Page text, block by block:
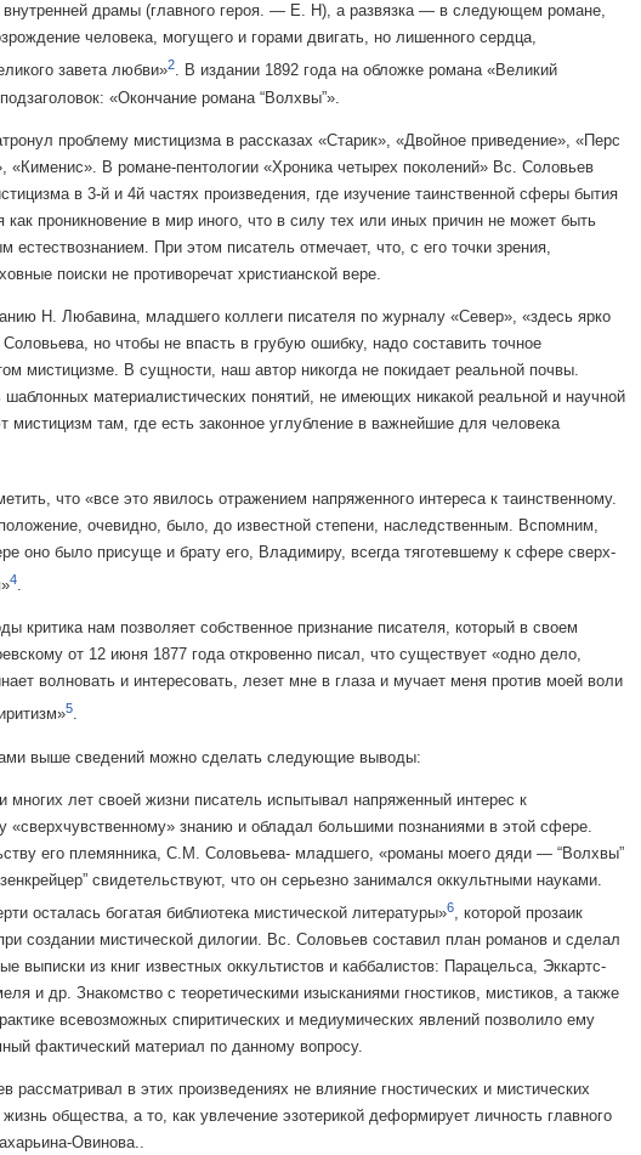
внутренней драмы (главно­го героя. — E. Н), а развязка — в следующем романе,
человека, могущего и горами двигать, но лишенного сердца,
завета любви»2. В издании 1892 года на обложке романа «Великий
«Окончание романа “Волхвы”».
проблему мистицизма в расска­зах «Старик», «Двойное приведение», «Перс
«Кименис». В романе-пентологии «Хроника четырех по­колений» Вс. Соловьев
в 3-й и 4­й частях произведения, где изучение таинственной сферы бы­тия
как проникновение в мир иного, что в силу тех или иных причин не может быть
естествознанием. При этом писатель отмечает, что, с его точки зрения,
поиски не противо­речат христианской вере.
Н. Любавина, младшего коллеги писателя по журналу «Север», «здесь ярко
но чтобы не впасть в грубую ошибку, надо соста­вить точное
мистицизме. В сущности, наш автор никогда не покидает реальной почвы.
шаблонных материалистических понятий, не имею­щих никакой реальной и научной
мисти­цизм там, где есть законное углубление в важнейшие для чело­века
что «все это явилось отражени­ем напряженного интереса к таинственному.
очевидно, было, до известной степени, наслед­ственным. Вспомним,
оно было прису­ще и брату его, Владимиру, всегда тяготевшему к сфере сверх­
4.
критика нам позволяет собствен­ное признание писателя, который в своем
от 12 июня 1877 года откровенно писал, что суще­ствует «одно дело,
волновать и инте­ресовать, лезет мне в глаза и мучает меня против моей воли
5.
выше сведений можно сделать сле­дующие выводы:
многих лет своей жизни писатель испы­тывал напряженный интерес к
«сверхчувствен­ному» знанию и обладал большими познаниями в этой сфере.
его племянника, С.М. Соловьева- младшего, «романы моего дяди — “Волхвы”
свидетельствуют, что он серьезно занимался ок­культными науками.
осталась богатая биб­лиотека мистической литературы»6
, которой прозаик
создании мистической дилогии. Вс. Соловьев соста­вил план романов и сделал
выписки из книг известных оккультистов и каббалистов: Парацельса, Эккартс-
и др. Знакомство с теоретическими изыска­ниями гностиков, мистиков, а также
все­возможных спиритических и медиумических явлений позво­лило ему
фактический материал по данно­му вопросу.
рассматривал в этих произведениях не влияние гностических и мистических
общества, а то, как увлечение эзотерикой деформирует личность главного
Овинова..